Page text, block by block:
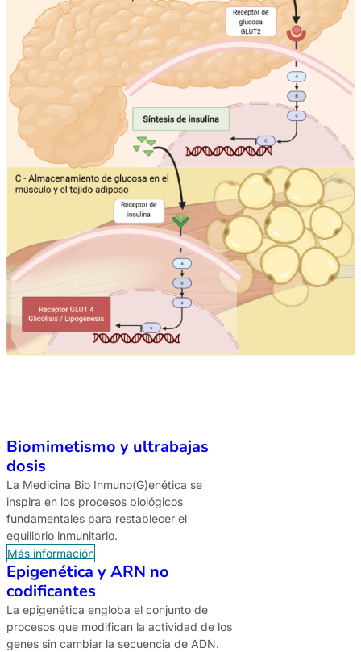
Biomimetismo y ultrabajas
dosis
La Medicina Bio Inmuno(G)enética se
inspira en los procesos biológicos
fundamentales para restablecer el
equilibrio inmunitario.
Más información
Epigenética y ARN no
codificantes
La epigenética engloba el conjunto de
procesos que modifican la actividad de los
genes sin cambiar la secuencia de ADN.